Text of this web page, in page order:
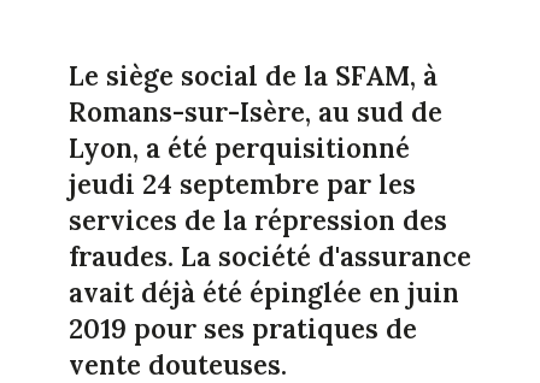
Le siège social de la SFAM, à
Romans-sur-Isère, au sud de
Lyon, a été perquisitionné
jeudi 24 septembre par les
services de la répression des
fraudes. La société d'assurance
avait déjà été épinglée en juin
2019 pour ses pratiques de
vente douteuses.